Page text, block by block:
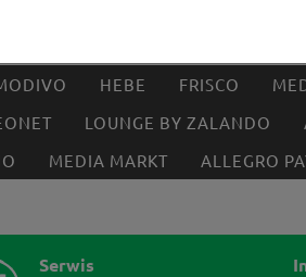
HEBE FRISCO
LOUNGE BY ZALANDO
MEDIA MARKT ALLEGRO
Serwis